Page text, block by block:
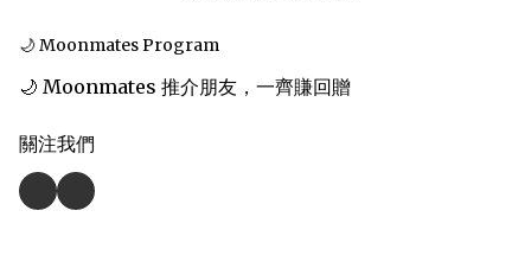
🌙 Moonmates Program
🌙 Moonmates 推介朋友，一齊賺回贈
關注我們